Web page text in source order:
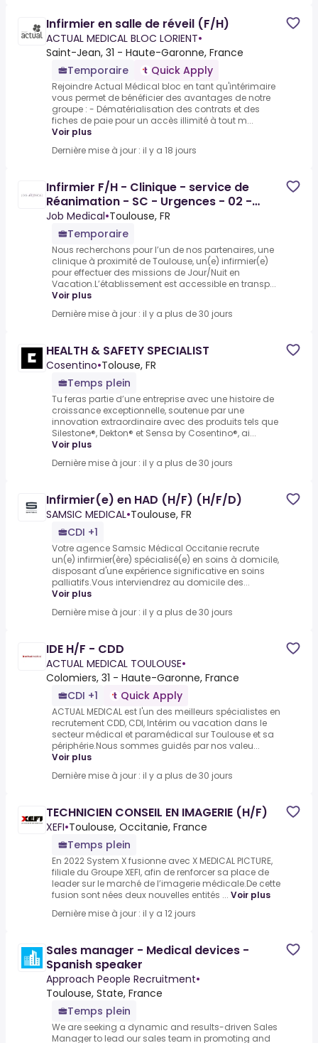
Infirmier en salle de réveil (F/H)
ACTUAL MEDICAL BLOC LORIENT•
Saint-Jean, 31 - Haute-Garonne, France
Temporaire
Quick Apply
Rejoindre Actual Médical bloc en tant qu'intérimaire
vous permet de bénéficier des avantages de notre
groupe : - Dématérialisation des contrats et des
fiches de paie pour un accès illimité à tout m...
Voir plus
Dernière mise à jour : il y a 18 jours
Infirmier F/H - Clinique - service de
Réanimation - SC - Urgences - 02 -
Agence de Toulouse -
Job Medical•Toulouse, FR
Temporaire
Nous recherchons pour l’un de nos partenaires, une
clinique à proximité de Toulouse, un(e) infirmier(e)
pour effectuer des missions de Jour/Nuit en
Vacation.L’établissement est accessible en transp...
Voir plus
Dernière mise à jour : il y a plus de 30 jours
HEALTH & SAFETY SPECIALIST
Cosentino•Tolouse, FR
Temps plein
Tu feras partie d’une entreprise avec une histoire de
croissance exceptionnelle, soutenue par une
innovation extraordinaire avec des produits tels que
Silestone®, Dekton® et Sensa by Cosentino®, ai...
Voir plus
Dernière mise à jour : il y a plus de 30 jours
Infirmier(e) en HAD (H/F) (H/F/D)
SAMSIC MEDICAL•Toulouse, FR
CDI +1
Votre agence Samsic Médical Occitanie recrute
un(e) infirmier(ère) spécialisé(e) en soins à domicile,
disposant d'une expérience significative en soins
palliatifs.Vous interviendrez au domicile des...
Voir plus
Dernière mise à jour : il y a plus de 30 jours
IDE H/F - CDD
ACTUAL MEDICAL TOULOUSE•
Colomiers, 31 - Haute-Garonne, France
CDI +1
Quick Apply
ACTUAL MEDICAL est l'un des meilleurs spécialistes en
recrutement CDD, CDI, Intérim ou vacation dans le
secteur médical et paramédical sur Toulouse et sa
périphérie.Nous sommes guidés par nos valeu...
Voir plus
Dernière mise à jour : il y a plus de 30 jours
TECHNICIEN CONSEIL EN IMAGERIE (H/F)
XEFI•Toulouse, Occitanie, France
Temps plein
En 2022 System X fusionne avec X MEDICAL PICTURE,
filiale du Groupe XEFI, afin de renforcer sa place de
leader sur le marché de l’imagerie médicale.De cette
fusion sont nées deux nouvelles entités ... Voir plus
Dernière mise à jour : il y a 12 jours
Sales manager - Medical devices -
Spanish speaker
Approach People Recruitment•
Toulouse, State, France
Temps plein
We are seeking a dynamic and results-driven Sales
Manager to lead our sales team in promoting and